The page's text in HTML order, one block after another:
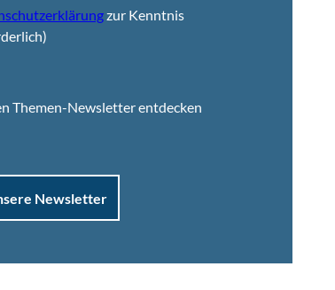
zur Kenntnis
Themen-Newsletter entdecken
Newsletter